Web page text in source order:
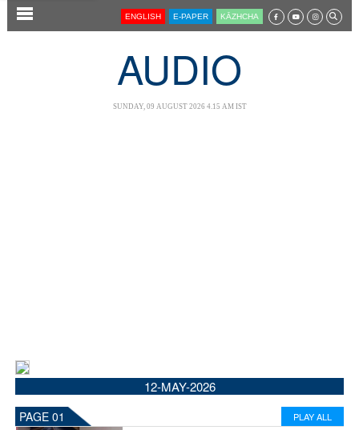
SECTIONS
CINEMA
OPINION
ENGLISH E-PAPER KĀZHCHA
AUDIO
SUNDAY, 09 AUGUST 2026 4.15 AM IST
12-MAY-2026
PAGE 01 PLAY ALL